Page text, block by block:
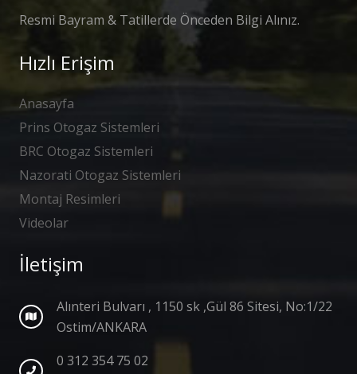
Resmi Bayram & Tatillerde Önceden Bilgi Alınız.
Hızlı Erişim
Anasayfa
Prins Otogaz Sistemleri
BRC Otogaz Sistemleri
Nazorati Otogaz Sistemleri
Montaj Resimleri
Videolar
İletişim
Alınteri Bulvarı , 1150 sk ,Gül 86 Sitesi, No:1/22
Ostim/ANKARA
0 312 354 75 02